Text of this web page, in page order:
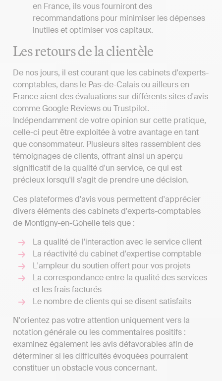
en France, ils vous fourniront des
recommandations pour minimiser les dépenses
inutiles et optimiser vos capitaux.
Les retours de la clientèle
De nos jours, il est courant que les cabinets d'experts-
comptables, dans le Pas-de-Calais ou ailleurs en
France aient des évaluations sur différents sites d'avis
comme Google Reviews ou Trustpilot.
Indépendamment de votre opinion sur cette pratique,
celle-ci peut être exploitée à votre avantage en tant
que consommateur. Plusieurs sites rassemblent des
témoignages de clients, offrant ainsi un aperçu
significatif de la qualité d'un service, ce qui est
précieux lorsqu'il s'agit de prendre une décision.
Ces plateformes d'avis vous permettent d'apprécier
divers éléments des cabinets d'experts-comptables
de Montigny-en-Gohelle tels que :
La qualité de l'interaction avec le service client
La réactivité du cabinet d'expertise comptable
L'ampleur du soutien offert pour vos projets
La correspondance entre la qualité des services
et les frais facturés
Le nombre de clients qui se disent satisfaits
N'orientez pas votre attention uniquement vers la
notation générale ou les commentaires positifs :
examinez également les avis défavorables afin de
déterminer si les difficultés évoquées pourraient
constituer un obstacle vous concernant.